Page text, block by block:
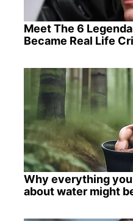
Meet The 6
Became Real Life
Why everything
about water might